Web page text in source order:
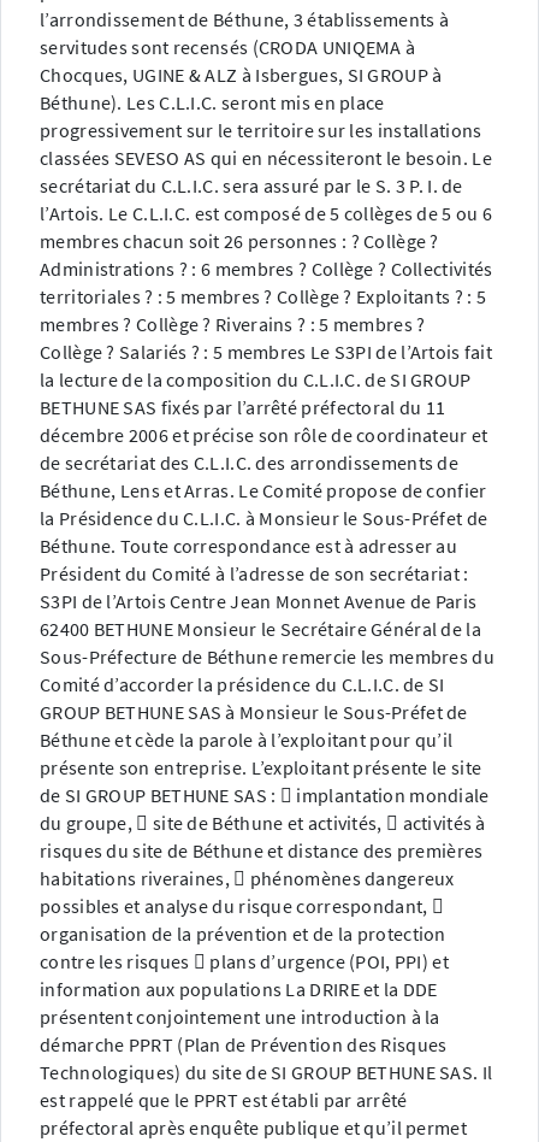
l’arrondissement de Béthune, 3 établissements à
servitudes sont recensés (CRODA UNIQEMA à
Chocques, UGINE & ALZ à Isbergues, SI GROUP à
Béthune). Les C.L.I.C. seront mis en place
progressivement sur le territoire sur les installations
classées SEVESO AS qui en nécessiteront le besoin. Le
secrétariat du C.L.I.C. sera assuré par le S. 3 P. I. de
l’Artois. Le C.L.I.C. est composé de 5 collèges de 5 ou 6
membres chacun soit 26 personnes : ? Collège ?
Administrations ? : 6 membres ? Collège ? Collectivités
territoriales ? : 5 membres ? Collège ? Exploitants ? : 5
membres ? Collège ? Riverains ? : 5 membres ?
Collège ? Salariés ? : 5 membres Le S3PI de l’Artois fait
la lecture de la composition du C.L.I.C. de SI GROUP
BETHUNE SAS fixés par l’arrêté préfectoral du 11
décembre 2006 et précise son rôle de coordinateur et
de secrétariat des C.L.I.C. des arrondissements de
Béthune, Lens et Arras. Le Comité propose de confier
la Présidence du C.L.I.C. à Monsieur le Sous-Préfet de
Béthune. Toute correspondance est à adresser au
Président du Comité à l’adresse de son secrétariat :
S3PI de l’Artois Centre Jean Monnet Avenue de Paris
62400 BETHUNE Monsieur le Secrétaire Général de la
Sous-Préfecture de Béthune remercie les membres du
Comité d’accorder la présidence du C.L.I.C. de SI
GROUP BETHUNE SAS à Monsieur le Sous-Préfet de
Béthune et cède la parole à l’exploitant pour qu’il
présente son entreprise. L’exploitant présente le site
de SI GROUP BETHUNE SAS :  implantation mondiale
du groupe,  site de Béthune et activités,  activités à
risques du site de Béthune et distance des premières
habitations riveraines,  phénomènes dangereux
possibles et analyse du risque correspondant, 
organisation de la prévention et de la protection
contre les risques  plans d’urgence (POI, PPI) et
information aux populations La DRIRE et la DDE
présentent conjointement une introduction à la
démarche PPRT (Plan de Prévention des Risques
Technologiques) du site de SI GROUP BETHUNE SAS. Il
est rappelé que le PPRT est établi par arrêté
préfectoral après enquête publique et qu’il permet